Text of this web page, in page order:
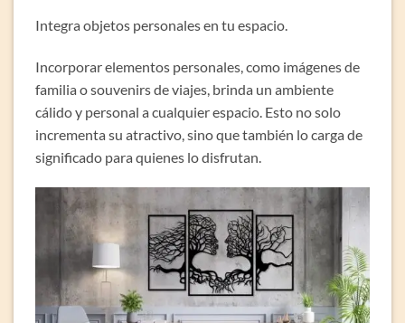
Integra objetos personales en tu espacio.
Incorporar elementos personales, como imágenes de
familia o souvenirs de viajes, brinda un ambiente
cálido y personal a cualquier espacio. Esto no solo
incrementa su atractivo, sino que también lo carga de
significado para quienes lo disfrutan.